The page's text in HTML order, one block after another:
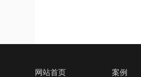
网站首页 案例